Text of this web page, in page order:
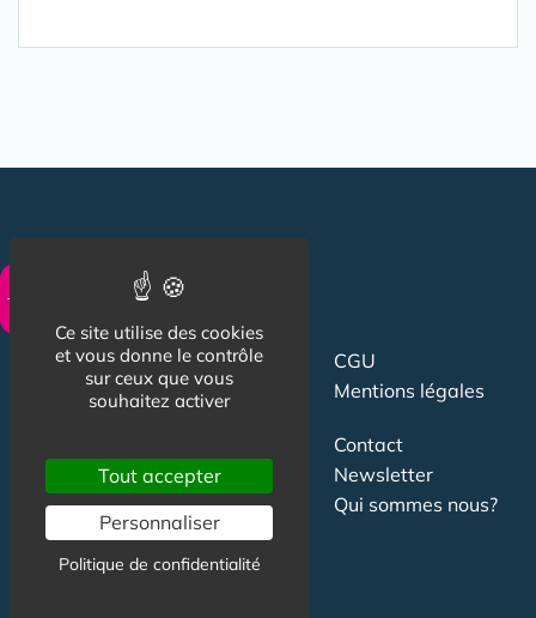
Suivez-nous
CGU
Mentions légales
Contact
Newsletter
Qui sommes nous?
Publicité
Ce site utilise des cookies
et vous donne le contrôle
sur ceux que vous
souhaitez activer
Tout accepter
Personnaliser
Politique de confidentialité